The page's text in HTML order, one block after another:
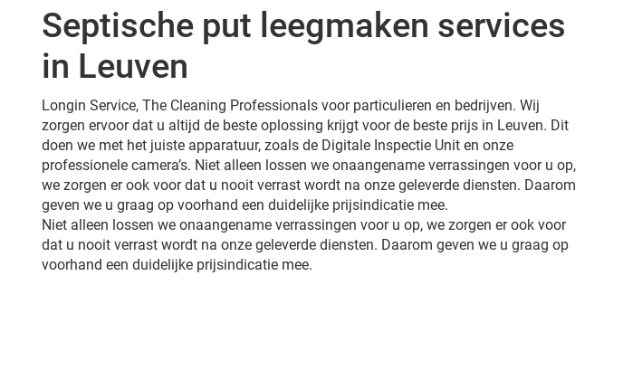
Septische put leegmaken services
in Leuven
Longin Service, The Cleaning Professionals voor particulieren en bedrijven. Wij
zorgen ervoor dat u altijd de beste oplossing krijgt voor de beste prijs in Leuven. Dit
doen we met het juiste apparatuur, zoals de Digitale Inspectie Unit en onze
professionele camera’s. Niet alleen lossen we onaangename verrassingen voor u op,
we zorgen er ook voor dat u nooit verrast wordt na onze geleverde diensten. Daarom
geven we u graag op voorhand een duidelijke prijsindicatie mee.
Niet alleen lossen we onaangename verrassingen voor u op, we zorgen er ook voor
dat u nooit verrast wordt na onze geleverde diensten. Daarom geven we u graag op
voorhand een duidelijke prijsindicatie mee.